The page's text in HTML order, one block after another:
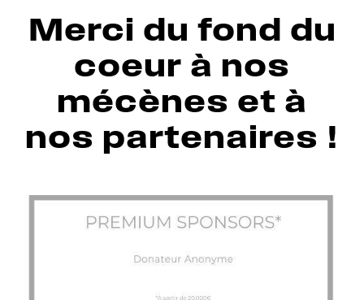
Merci du fond du
coeur à nos
mécènes et à
nos partenaires !